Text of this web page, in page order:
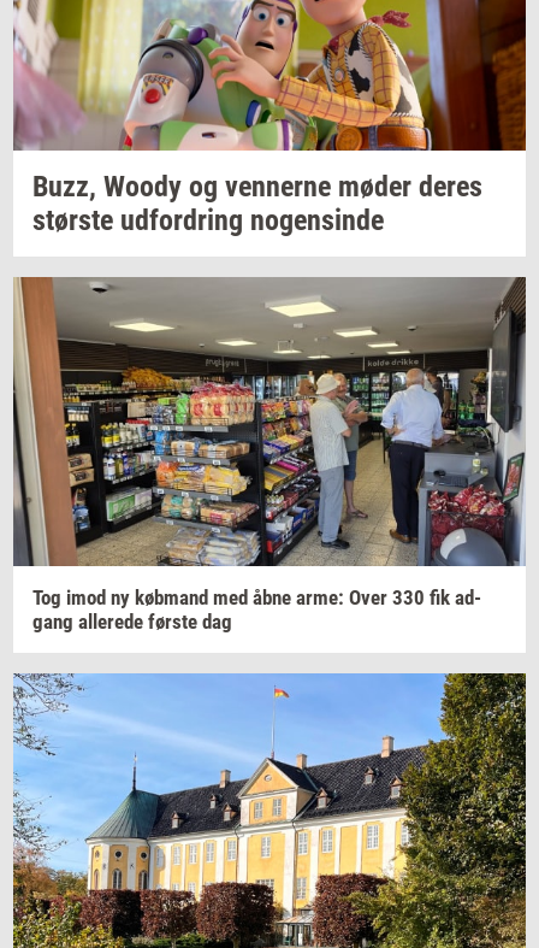
Buzz, Woody og ven­ner­ne møder deres
stør­ste ud­for­dring no­gen­sin­de
Tog imod ny køb­mand med åbne arme: Over 330 fik ad­
gang al­le­re­de før­ste dag